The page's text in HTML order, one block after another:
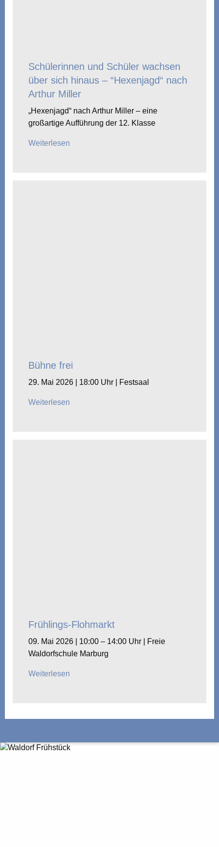
Schülerinnen und Schüler wachsen
über sich hinaus – “Hexenjagd“ nach
Arthur Miller
„Hexenjagd“ nach Arthur Miller – eine
großartige Aufführung der 12. Klasse
Weiterlesen
Bühne frei
29. Mai 2026 | 18:00 Uhr | Festsaal
Weiterlesen
Frühlings-Flohmarkt
09. Mai 2026 | 10:00 – 14:00 Uhr | Freie
Waldorfschule Marburg
Weiterlesen